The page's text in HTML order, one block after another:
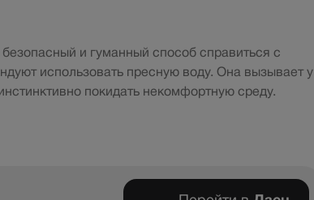
и гуманный способ справиться с
использовать пресную воду. Она вызывает у
покидать некомфортную среду.